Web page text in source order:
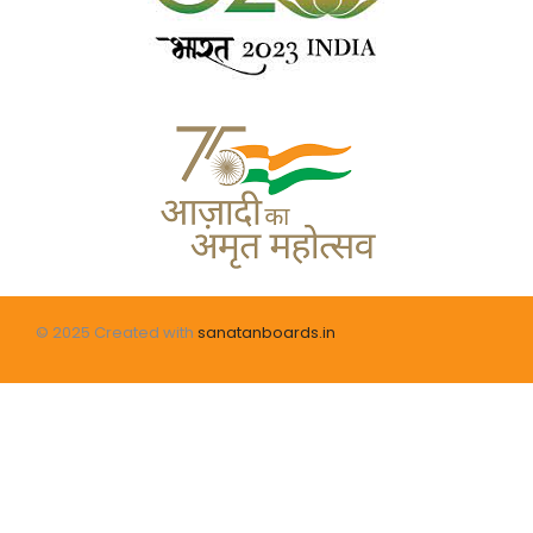
© 2025 Created with sanatanboards.in